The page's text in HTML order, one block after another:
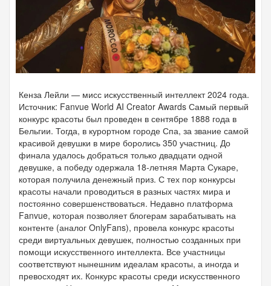
Кенза Лейли — мисс искусственный интеллект 2024 года.
Источник: Fanvue World AI Creator Awards Самый первый
конкурс красоты был проведен в сентябре 1888 года в
Бельгии. Тогда, в курортном городе Спа, за звание самой
красивой девушки в мире боролись 350 участниц. До
финала удалось добраться только двадцати одной
девушке, а победу одержала 18-летняя Марта Сукаре,
которая получила денежный приз. С тех пор конкурсы
красоты начали проводиться в разных частях мира и
постоянно совершенствоваться. Недавно платформа
Fanvue, которая позволяет блогерам зарабатывать на
контенте (аналог OnlyFans), провела конкурс красоты
среди виртуальных девушек, полностью созданных при
помощи искусственного интеллекта. Все участницы
соответствуют нынешним идеалам красоты, а иногда и
превосходят их. Конкурс красоты среди искусственного